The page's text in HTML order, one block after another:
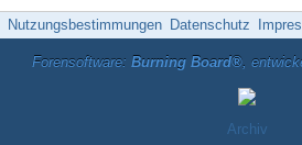
Nutzungsbestimmungen Datenschutz
Forensoftware: Burning Board®,
Archiv